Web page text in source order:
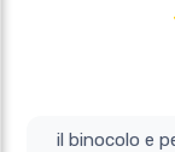
il binocolo e perfetto si vede